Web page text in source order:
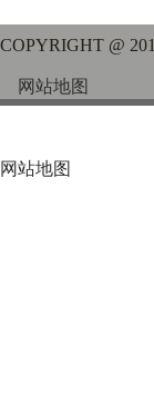
COPYRIGHT @
网站地图
网站地图